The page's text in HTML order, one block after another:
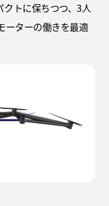
トに保ちつつ、3人
ーターの働きを最適